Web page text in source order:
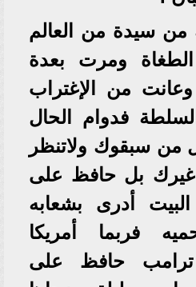
سيدة من العالم
ومرت بعدة
من الإغتراب
السلطة فدوام الحال
من سبقوك ولاتنظر
غيرك بل حافظ على
أدرى بشعابه
فربما أمريكا
ترامب حافظ على